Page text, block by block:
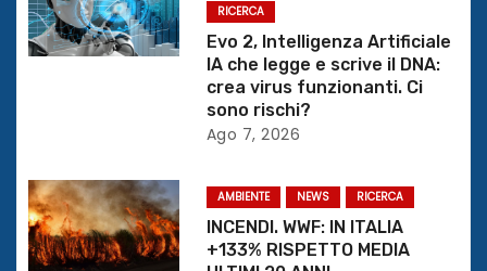
z
i
e
a
RICERCA
Evo 2, Intelligenza Artificiale
IA che legge e scrive il DNA:
crea virus funzionanti. Ci
sono rischi?
Ago 7, 2026
AMBIENTE NEWS RICERCA
INCENDI. WWF: IN ITALIA
+133% RISPETTO MEDIA